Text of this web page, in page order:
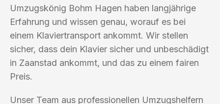
Umzugskönig Bohm Hagen haben langjährige
Erfahrung und wissen genau, worauf es bei
einem Klaviertransport ankommt. Wir stellen
sicher, dass dein Klavier sicher und unbeschädigt
in Zaanstad ankommt, und das zu einem fairen
Preis.
Unser Team aus professionellen Umzugshelfern